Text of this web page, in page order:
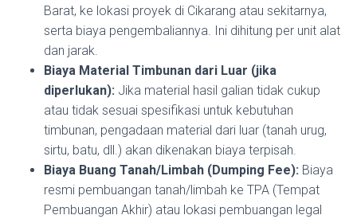
Barat, ke lokasi proyek di Cikarang atau sekitarnya,
serta biaya pengembaliannya. Ini dihitung per unit alat
dan jarak.
Biaya Material Timbunan dari Luar (jika
diperlukan): Jika material hasil galian tidak cukup
atau tidak sesuai spesifikasi untuk kebutuhan
timbunan, pengadaan material dari luar (tanah urug,
sirtu, batu, dll.) akan dikenakan biaya terpisah.
Biaya Buang Tanah/Limbah (Dumping Fee): Biaya
resmi pembuangan tanah/limbah ke TPA (Tempat
Pembuangan Akhir) atau lokasi pembuangan legal